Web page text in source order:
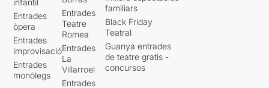
infantil
Entrades
òpera
Entrades
improvisació
Entrades
monòlegs
Entrades
Teatre
Romea
Entrades
La
Villarroel
Entrades
familiars
Black Friday
Teatral
Guanya entrades
de teatre gratis -
concursos